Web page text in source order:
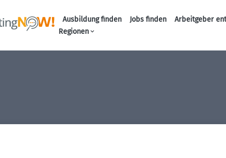
Ausbildung finden Jobs finden
Arbeitgeber
Regionen